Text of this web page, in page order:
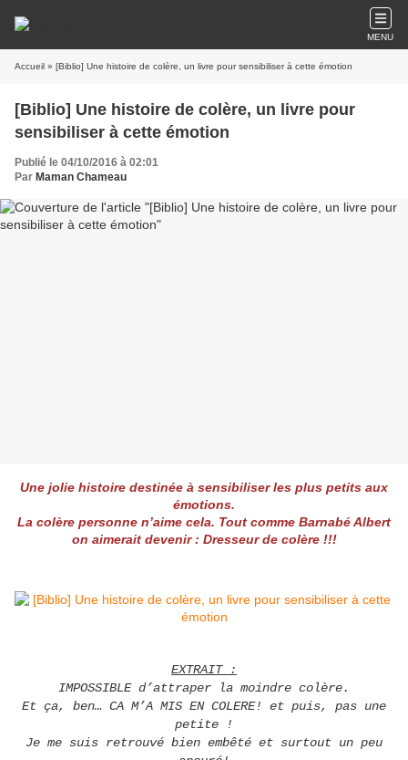
MENU
Accueil » [Biblio] Une histoire de colère, un livre pour sensibiliser à cette émotion
[Biblio] Une histoire de colère, un livre pour
sensibiliser à cette émotion
Publié le 04/10/2016 à 02:01
Par Maman Chameau
Une jolie histoire destinée à sensibiliser les plus petits aux
émotions.
La colère personne n’aime cela. Tout comme Barnabé Albert
on aimerait devenir : Dresseur de colère !!!
EXTRAIT :
IMPOSSIBLE d’attraper la moindre colère.
Et ça, ben… CA M’A MIS EN COLERE! et puis, pas une
petite !
Je me suis retrouvé bien embêté et surtout un peu